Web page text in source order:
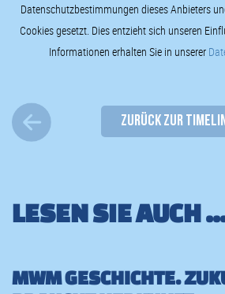
Datenschutzbestimmungen dieses Anbieters
Cookies gesetzt. Dies entzieht sich unseren
Informationen erhalten Sie in unserer
ZURÜCK ZUR
LESEN SIE AUCH
MWM GESCHICHTE.